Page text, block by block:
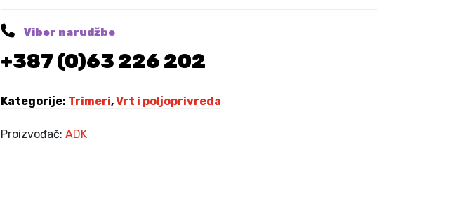
e
r
.
A
Viber narudžbe
+387 (0)63 226 202
Kategorije: Trimeri,Vrt i poljoprivreda
Proizvođač:ADK